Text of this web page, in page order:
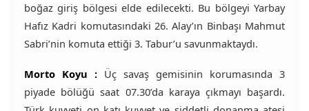
boğaz giriş bölgesi elde edilecekti. Bu bölgeyi Yarbay
Hafız Kadri komutasındaki 26. Alay’ın Binbaşı Mahmut
Sabri’nin komuta ettiği 3. Tabur’u savunmaktaydı.
Morto Koyu : Üç savaş gemisinin korumasında 3
piyade bölüğü saat 07.30’da karaya çıkmayı başardı.